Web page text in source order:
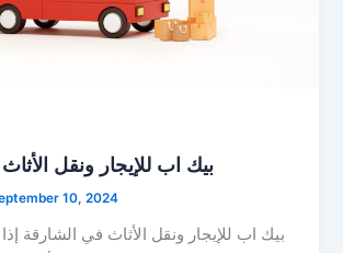
بيك اب للإيجار ونقل
10, 2024
بيك اب للإيجار ونقل الأثاث في الشارقة